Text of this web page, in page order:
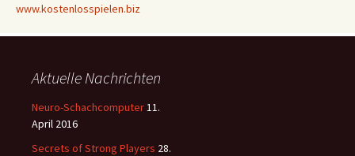
www.kostenlosspielen.biz
Aktuelle Nachrichten
Neuro-Schachcomputer11.
April 2016
Secrets of Strong Players 28.